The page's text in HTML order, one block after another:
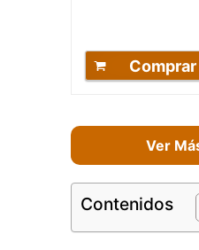
Ver
Contenidos